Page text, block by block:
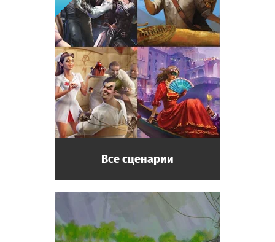
Помощник смотрителя
Сотрудник музея. Новичок, поступил на
работу неделю назад. Смышлёный и
энергичный.
Профессор
Сотрудник музея. Дотошный, любит свою
работу. Может провести экспертизу
предмета старины.
Реставратор-эксперт
Сотрудник музея. Может не только
провести экспертизу предмета старины, но
и отреставрировать его!
Все сценарии